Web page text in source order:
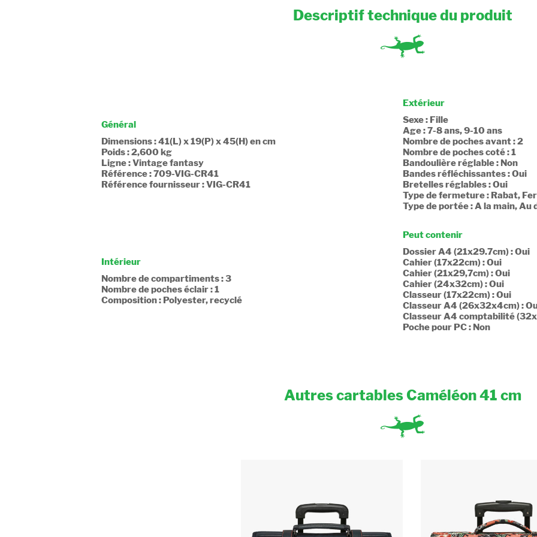
Descriptif technique du produit
Général
Dimensions : 41(L) x 19(P) x 45(H) en cm
Poids : 2,600 kg
Ligne : Vintage fantasy
Référence : 709-VIG-CR41
Référence fournisseur : VIG-CR41
Extérieur
Sexe : Fille
Age : 7-8 ans, 9-10 ans
Nombre de poches avant : 2
Nombre de poches coté : 1
Bandoulière réglable : Non
Bandes réfléchissantes : Oui
Bretelles réglables : Oui
Type de fermeture : Rabat,
Type de portée : A la main, Au
Intérieur
Nombre de compartiments : 3
Nombre de poches éclair : 1
Composition : Polyester, recyclé
Peut contenir
Dossier A4 (21x29.7cm) : Oui
Cahier (17x22cm) : Oui
Cahier (21x29,7cm) : Oui
Cahier (24x32cm) : Oui
Classeur (17x22cm) : Oui
Classeur A4 (26x32x4cm) :
Classeur A4 comptabilité
Poche pour PC : Non
Autres cartables Caméléon 41 cm